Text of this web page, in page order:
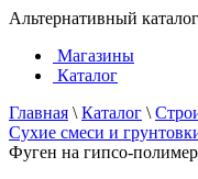
Альтернативный
Магазины
Каталог
Главная \ Каталог \
Сухие смеси и
Фуген на гипсо-